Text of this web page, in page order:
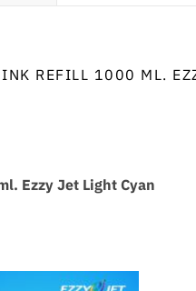
REFILL 1000 ML.
นด์
Ezzy Jet Light Cyan